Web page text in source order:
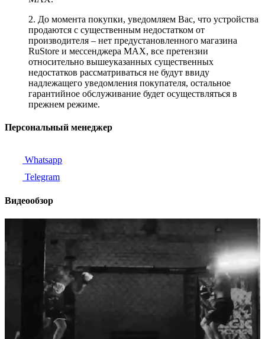
2. До момента покупки, уведомляем Вас, что устройства
продаются с существенным недостатком от
производителя – нет предустановленного магазина
RuStore и мессенджера MAX, все претензии
относительно вышеуказанных существенных
недостатков рассматриваться не будут ввиду
надлежащего уведомления покупателя, остальное
гарантийное обслуживание будет осуществляться в
прежнем режиме.
Персональный менеджер
Whatsapp
Telegram
Видеообзор